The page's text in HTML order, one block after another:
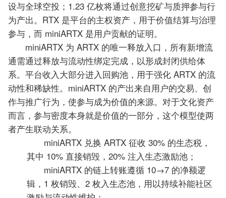
设与全球空投；1.23 亿枚将通过创意挖矿与质押参与行
为产出。RTX 是平台的主权资产，用于价值结算与治理
参与，而 miniARTX 是用户贡献的证明。
miniARTX 为 ARTX 的唯一释放入口，所有新增流
通需通过释放与流动性绑定完成，以形成封闭供给体
系。平台收入大部分进入回购池，用于强化 ARTX 的流
动性和稀缺性。miniARTX 的产出来自用户的交易、创
作与推广行为，使参与成为价值的来源。对于文化资产
而言，参与密度本身就是价值的一部分，这个模型使两
者产生联动关系。
miniARTX 兑换 ARTX 征收 30% 的生态税，
其中 10% 直接销毁，20% 注入生态激励池；
miniARTX 的链上转账遵循 10→7 的净额逻
辑，1 枚销毁、2 枚入生态池，用以持续补能社区